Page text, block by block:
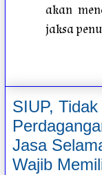
akan
jaksa
SIUP,
Jasa
Wajib